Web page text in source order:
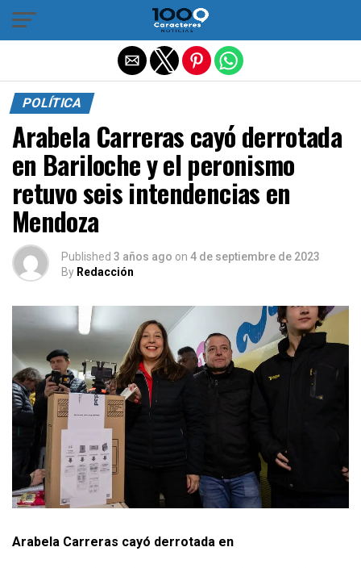
POLÍTICA
Arabela Carreras cayó derrotada
en Bariloche y el peronismo
retuvo seis intendencias en
Mendoza
Published 3 años ago on 4 de septiembre de 2023
By Redacción
Arabela Carreras cayó derrotada en
Salir de la versión móvil